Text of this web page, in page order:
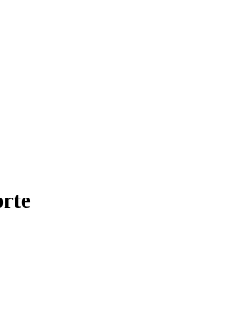
Spectacles, kacamata
safety, minus,
polarized,
eynoa